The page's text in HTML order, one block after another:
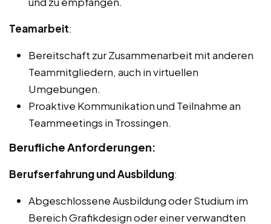
Teamarbeit:
Bereitschaft zur Zusammenarbeit mit anderen
Teammitgliedern, auch in virtuellen
Umgebungen.
Proaktive Kommunikation und Teilnahme an
Teammeetings in Trossingen.
Berufliche Anforderungen:
Berufserfahrung und Ausbildung:
Abgeschlossene Ausbildung oder Studium im
Bereich Grafikdesign oder einer verwandten